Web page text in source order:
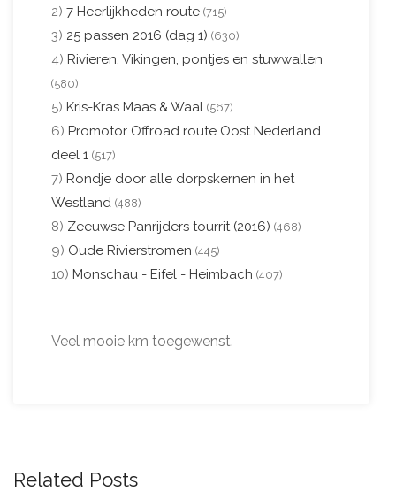
2) 7 Heerlijkheden route (715)
3) 25 passen 2016 (dag 1) (630)
4) Rivieren, Vikingen, pontjes en stuwwallen
(580)
5) Kris-Kras Maas & Waal (567)
6) Promotor Offroad route Oost Nederland
deel 1 (517)
7) Rondje door alle dorpskernen in het
Westland (488)
8) Zeeuwse Panrijders tourrit (2016) (468)
9) Oude Rivierstromen (445)
10) Monschau - Eifel - Heimbach (407)
Veel mooie km toegewenst.
Related Posts